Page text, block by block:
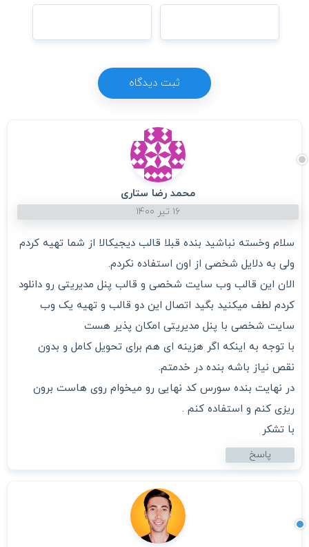
محمد رضا ستاری
۱۶ تیر ۱۴۰۰
سلام وخسته نباشید بنده قبلا قالب دیجیکالا از شما تهیه کردم
ولی به دلایل شخصی از اون استفاده نکردم.
الان این قالب وب سایت شخصی و قالب پنل مدیریتی رو دانلود
کردم لطف میکنید بگید اتصال این دو قالب و تهیه یک وب
سایت شخصی با پنل مدیریتی امکان پذیر هست
با توجه به اینکه اگر هزینه ای هم برای تحویل کامل و بدون
نقص نیاز باشه بنده در خدمتم.
در نهایت بنده سورس کد نهایی رو میخوام روی هاست برون
ریزی کنم و استفاده کنم .
با تشکر
پاسخ